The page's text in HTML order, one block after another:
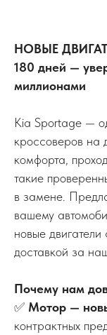
НОВЫЕ
180 дней —
миллионами
Kia Sportage —
кроссоверов на
комфорта,
такие
в замене.
вашему
новые двигатели
доставкой за
Почему нам
✅ Мотор —
контрактных